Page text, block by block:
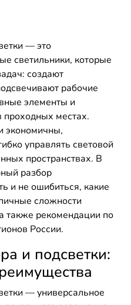
— это
светильники, которые
создают
рабочие
элементы и
местах.
экономичны,
управлять световой
пространствах. В
разбор
и не ошибиться, какие
сложности
также рекомендации по
России.
и подсветки:
— универсальное